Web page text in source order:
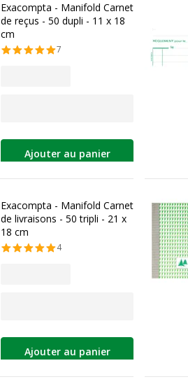
Exacompta - Manifold Carnet
de reçus - 50 dupli - 11 x 18
cm
7
Ajouter au panier
Exacompta - Manifold Carnet
de livraisons - 50 tripli - 21 x
18 cm
4
Ajouter au panier